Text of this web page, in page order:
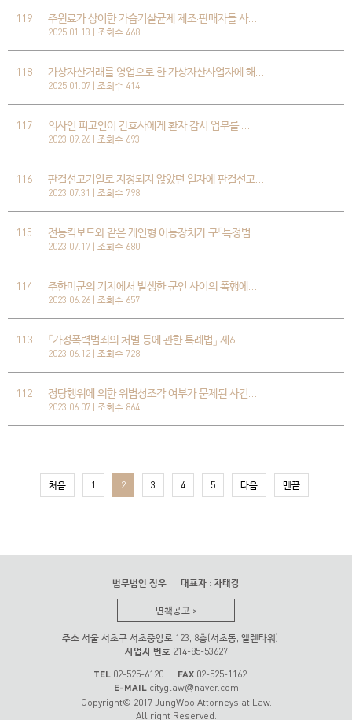
119 주원료가 상이한 가습기살균제 제조·판매자들 사…
2025.01.13 | 조회수 468
118 가상자산거래를 영업으로 한 가상자산사업자에 해…
2025.01.07 | 조회수 414
117 의사인 피고인이 간호사에게 환자 감시 업무를 …
2023.09.26 | 조회수 693
116 판결선고기일로 지정되지 않았던 일자에 판결선고…
2023.07.31 | 조회수 798
115 전동킥보드와 같은 개인형 이동장치가 구「특정범…
2023.07.17 | 조회수 680
114 주한미군의 기지에서 발생한 군인 사이의 폭행에…
2023.06.26 | 조회수 657
113 「가정폭력범죄의 처벌 등에 관한 특례법」 제6…
2023.06.12 | 조회수 728
112 정당행위에 의한 위법성조각 여부가 문제된 사건…
2023.06.07 | 조회수 864
처음 1 2 3 4 5 다음 맨끝
법무법인 정우 대표자 : 차태강
면책공고 >
주소 서울 서초구 서초중앙로 123, 8층(서초동, 엘렌타워)
사업자 번호214-85-53627
TEL 02-525-6120 FAX 02-525-1162
E-MAIL cityglaw@naver.com
Copyright© 2017 JungWoo Attorneys at Law.
All right Reserved.